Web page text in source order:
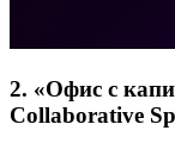
2. «Офис с
Collaborative